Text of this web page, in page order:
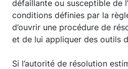
défaillante ou susceptible de
conditions définies par la
d’ouvrir une procédure de
et de lui appliquer des outils
Si l’autorité de résolution